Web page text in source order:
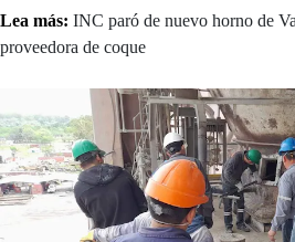
Lea más: INC paró de nuevo horno de
proveedora de coque